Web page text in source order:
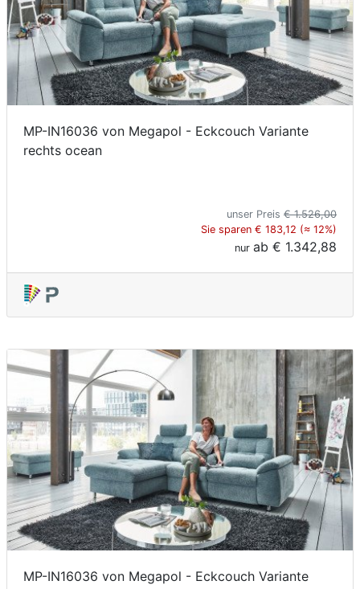
MP-IN16036 von Megapol - Eckcouch Variante
rechts ocean
unser Preis € 1.526,00
Sie sparen € 183,12 (≈ 12%)
nur ab € 1.342,88
MP-IN16036 von Megapol - Eckcouch Variante